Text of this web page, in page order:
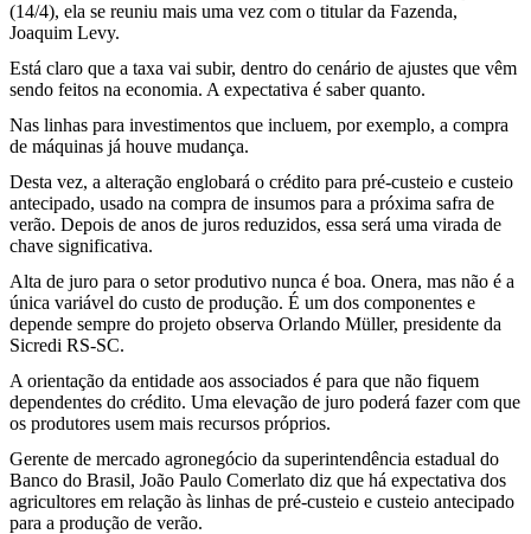
(14/4), ela se reuniu mais uma vez com o titular da Fazenda,
Joaquim Levy.
Está claro que a taxa vai subir, dentro do cenário de ajustes que vêm
sendo feitos na economia. A expectativa é saber quanto.
Nas linhas para investimentos que incluem, por exemplo, a compra
de máquinas já houve mudança.
Desta vez, a alteração englobará o crédito para pré-custeio e custeio
antecipado, usado na compra de insumos para a próxima safra de
verão. Depois de anos de juros reduzidos, essa será uma virada de
chave significativa.
Alta de juro para o setor produtivo nunca é boa. Onera, mas não é a
única variável do custo de produção. É um dos componentes e
depende sempre do projeto observa Orlando Müller, presidente da
Sicredi RS-SC.
A orientação da entidade aos associados é para que não fiquem
dependentes do crédito. Uma elevação de juro poderá fazer com que
os produtores usem mais recursos próprios.
Gerente de mercado agronegócio da superintendência estadual do
Banco do Brasil, João Paulo Comerlato diz que há expectativa dos
agricultores em relação às linhas de pré-custeio e custeio antecipado
para a produção de verão.